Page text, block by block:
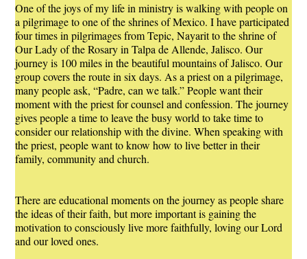
One of the joys of my life in ministry is walking with people on
a pilgrimage to one of the shrines of Mexico. I have participated
four times in pilgrimages from Tepic, Nayarit to the shrine of
Our Lady of the Rosary in Talpa de Allende, Jalisco. Our
journey is 100 miles in the beautiful mountains of Jalisco. Our
group covers the route in six days. As a priest on a pilgrimage,
many people ask, “Padre, can we talk.” People want their
moment with the priest for counsel and confession. The journey
gives people a time to leave the busy world to take time to
consider our relationship with the divine. When speaking with
the priest, people want to know how to live better in their
family, community and church.
There are educational moments on the journey as people share
the ideas of their faith, but more important is gaining the
motivation to consciously live more faithfully, loving our Lord
and our loved ones.